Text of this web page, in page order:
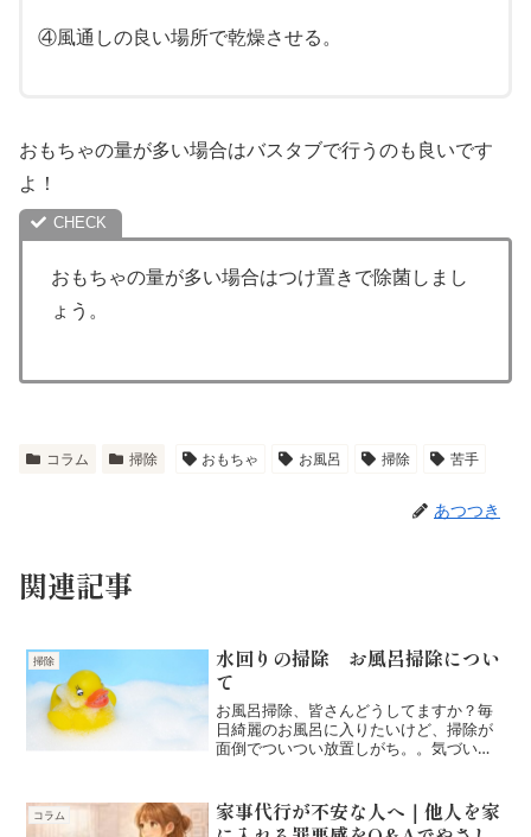
④風通しの良い場所で乾燥させる。
おもちゃの量が多い場合はバスタブで行うのも良いです
よ！
おもちゃの量が多い場合はつけ置きで除菌しまし
ょう。
コラム 掃除 おもちゃ お風呂 掃除 苦手
あつつき
関連記事
掃除
水回りの掃除 お風呂掃除につい
て
お風呂掃除、皆さんどうしてますか？毎
日綺麗のお風呂に入りたいけど、掃除が
面倒でついつい放置しがち。。気づいた
すよね。そんな時は～のついでに掃除が
大活躍。この場合はお風呂...
コラム
家事代行が不安な人へ｜他人を家